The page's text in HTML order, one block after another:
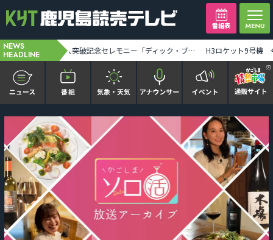
番組表
NEWS
HEADLINE ニセ社長からメールで振り込み指示 計1100万円だまし取られる [2026-08-07 19:29:00] 【ミッフィー】1万人突破記念セレモニー「ディック・ブルーナに学ぶモダン・アート」8月末まで [2026-08-07 19:31:00]
かごピタ FAMILIAR
KYT news every かごしま
かごしまソロ活
It推しTV